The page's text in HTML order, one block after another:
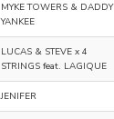
MYKE TOWERS & DADDY
YANKEE
LUCAS & STEVE x 4
STRINGS feat. LAGIQUE
JENIFER